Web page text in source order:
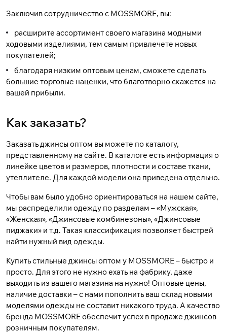
Заключив сотрудничество с MOSSMORE, вы:
расширите ассортимент своего магазина модными
ходовыми изделиями, тем самым привлечете новых
покупателей;
благодаря низким оптовым ценам, сможете сделать
большие торговые наценки, что благотворно скажется на
вашей прибыли.
Как заказать?
Заказать джинсы оптом вы можете по каталогу,
представленному на сайте. В каталоге есть информация о
линейке цветов и размеров, плотности и составе ткани,
утеплителе. Для каждой модели она приведена отдельно.
Чтобы вам было удобно ориентироваться на нашем сайте,
мы распределили одежду по разделам – «Мужская»,
«Женская», «Джинсовые комбинезоны», «Джинсовые
пиджаки» и т.д. Такая классификация позволяет быстрей
найти нужный вид одежды.
Купить стильные джинсы оптом у MOSSMORE – быстро и
просто. Для этого не нужно ехать на фабрику, даже
выходить из вашего магазина на нужно! Оптовые цены,
наличие доставки – с нами пополнить ваш склад новыми
моделями одежды не составит никакого труда. А качество
бренда MOSSMORE обеспечит успех в продаже джинсов
розничным покупателям.